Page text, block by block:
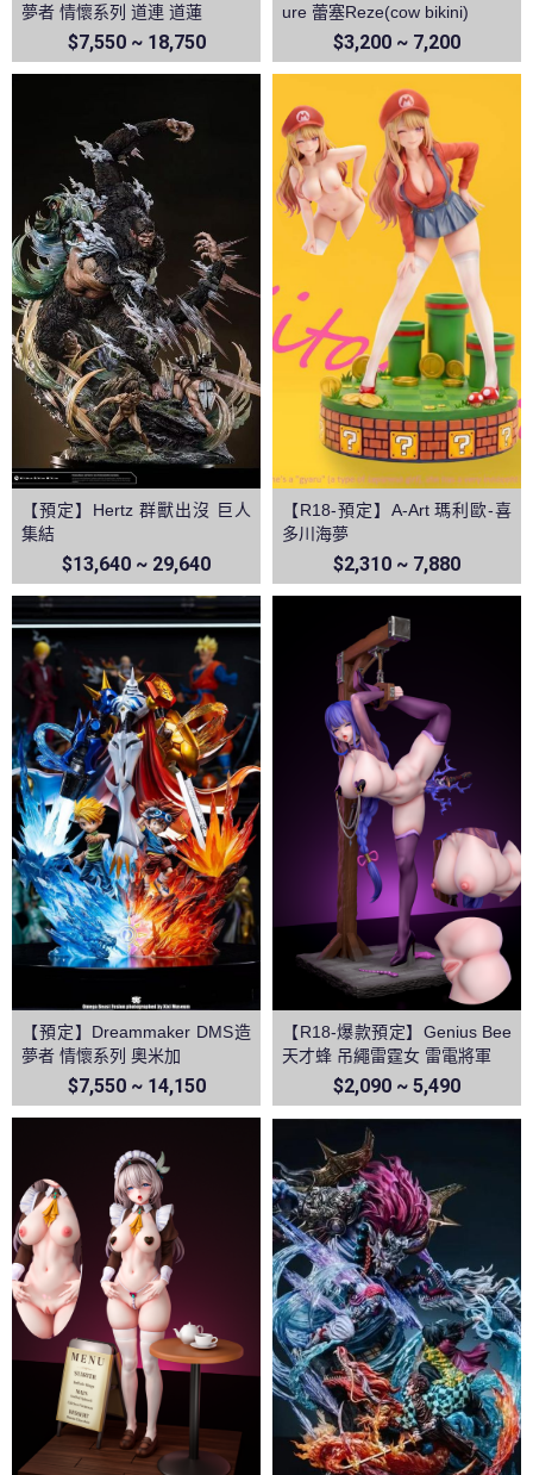
夢者 情懷系列 道連 道蓮
$7,550 ~ 18,750
ure 蕾塞Reze(cow bikini)
$3,200 ~ 7,200
【預定】Hertz 群獸出沒 巨人
集結
$13,640 ~ 29,640
【R18-預定】A-Art 瑪利歐-喜
多川海夢
$2,310 ~ 7,880
【預定】Dreammaker DMS造
夢者 情懷系列 奧米加
$7,550 ~ 14,150
【R18-爆款預定】Genius Bee
天才蜂 吊繩雷霆女 雷電將軍
$2,090 ~ 5,490